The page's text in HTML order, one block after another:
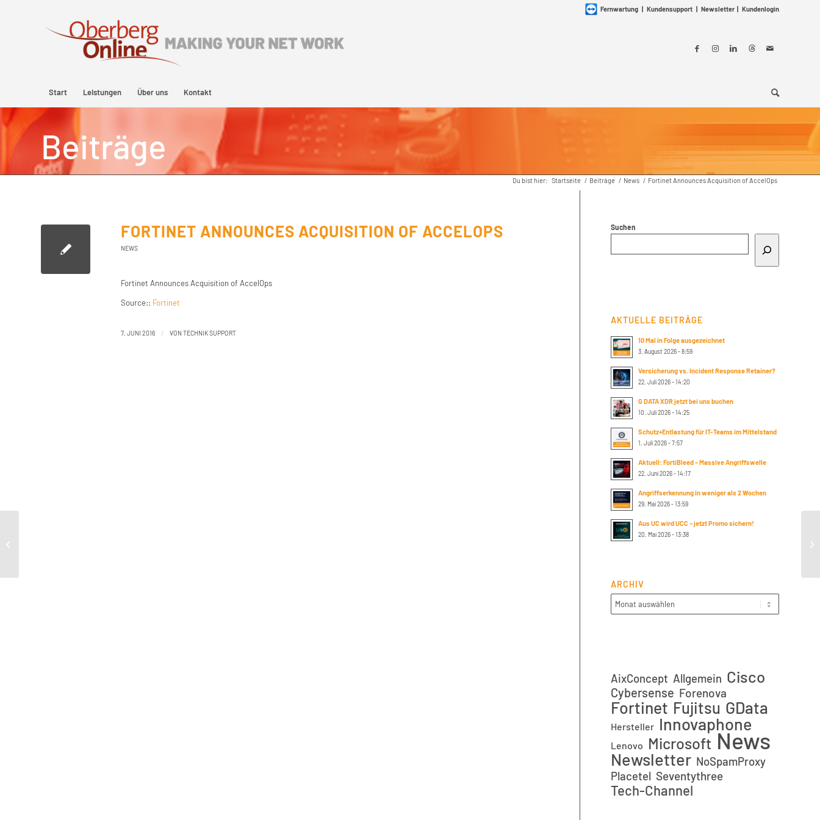
Fernwartung | Kundensupport | Newsletter | Kundenlogin
Start Leistungen Über uns Kontakt
Beiträge
Du bist hier: Startseite / Beiträge / News / Fortinet Announces Acquisition of AccelOps
FORTINET ANNOUNCES ACQUISITION OF ACCELOPS
NEWS
Fortinet Announces Acquisition of AccelOps
Source:: Fortinet
7. JUNI 2016 / VON TECHNIK SUPPORT
Suchen
AKTUELLE BEITRÄGE
10 Mal in Folge ausgezeichnet
3. August 2026 - 8:59
Versicherung vs. Incident Response Retainer?
22. Juli 2026 - 14:20
G DATA XDR jetzt bei uns buchen
10. Juli 2026 - 14:25
Schutz+Entlastung für IT-Teams im Mittelstand
1. Juli 2026 - 7:57
Aktuell: FortiBleed – Massive Angriffswelle
22. Juni 2026 - 14:17
Angriffserkennung in weniger als 2 Wochen
29. Mai 2026 - 13:59
Aus UC wird UCC – jetzt Promo sichern!
20. Mai 2026 - 13:38
ARCHIV
AixConcept Allgemein Cisco
Cybersense Forenova
Fortinet Fujitsu GData
Hersteller Innovaphone
Lenovo Microsoft News
Newsletter NoSpamProxy
Placetel Seventythree
Tech-Channel